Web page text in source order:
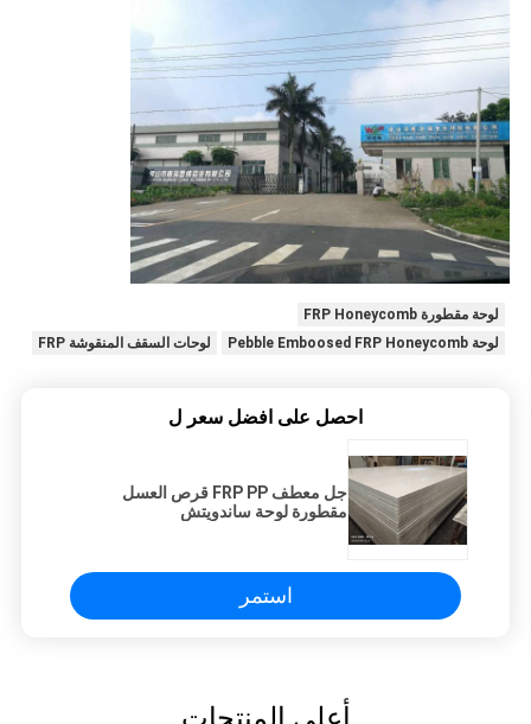
لوحة مقطورة FRP Honeycomb
لوحة Pebble Emboosed FRP Honeycomb
لوحات السقف المنقوشة FRP
احصل على افضل سعر ل
جل معطف FRP PP قرص العسل
مقطورة لوحة ساندويتش
استمر